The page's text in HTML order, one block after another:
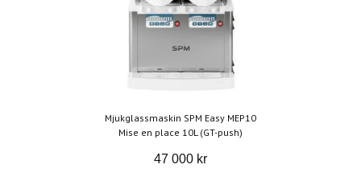
Mjukglassmaskin SPM Easy MEP10
Mise en place 10L (GT-push)
47 000 kr